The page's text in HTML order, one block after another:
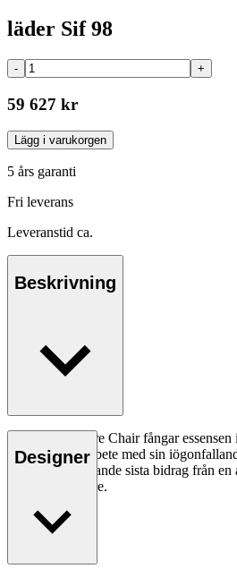
läder Sif 98
- +
59 627 kr
Lägg i varukorgen
5 års garanti
Fri leverans
Leveranstid ca.
Beskrivning
FH429 Signature Chair fångar essensen
Henningsens arbete med sin
kurvor. Ett passande sista bidrag från
möbelformgivare.
Läs mer
Designer